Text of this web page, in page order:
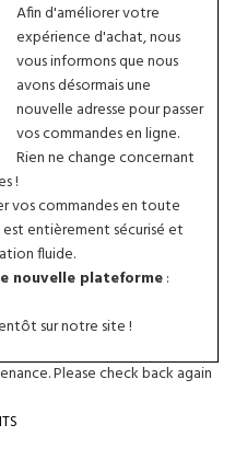
Afin d'améliorer votre
expérience d'achat, nous
vous informons que nous
avons désormais une
nouvelle adresse pour passer
vos commandes en ligne.
Rien ne change concernant
!
vos commandes en toute
entièrement sécurisé et
fluide.
nouvelle plateforme:
sur notre site !
Please check back again